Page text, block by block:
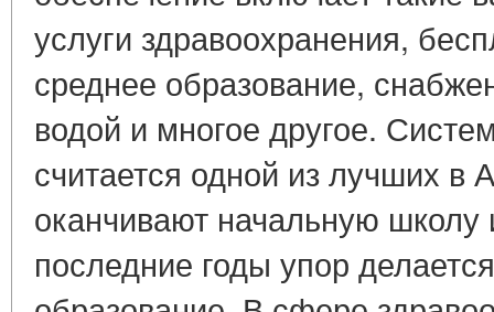
услуги здравоохранения,
среднее образование,
водой и многое другое.
считается одной из лучших в
оканчивают начальную
последние годы упор